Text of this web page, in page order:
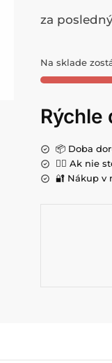
za
Na sklade
Rýchle
📦 Doba
💁‍♀️ Ak nie
🔐 Nákup v